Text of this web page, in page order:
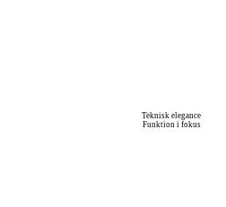
Teknisk elegance
Funktion i fokus